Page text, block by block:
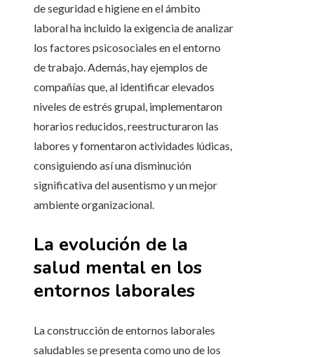
de seguridad e higiene en el ámbito
laboral ha incluido la exigencia de analizar
los factores psicosociales en el entorno
de trabajo. Además, hay ejemplos de
compañías que, al identificar elevados
niveles de estrés grupal, implementaron
horarios reducidos, reestructuraron las
labores y fomentaron actividades lúdicas,
consiguiendo así una disminución
significativa del ausentismo y un mejor
ambiente organizacional.
La evolución de la
salud mental en los
entornos laborales
La construcción de entornos laborales
saludables se presenta como uno de los